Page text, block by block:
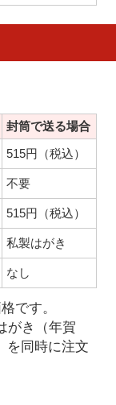
封筒で送る場合
515円（税込）
不要
515円（税込）
私製はがき
なし
です。
がき（年賀
を同時に注文